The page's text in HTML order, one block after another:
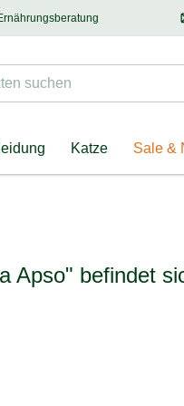
Kontaktieren Sie unsere
suchen
Katze Sale &
Apso" befindet